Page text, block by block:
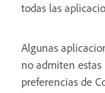
todas las
Algunas
no admiten estas
preferencias de